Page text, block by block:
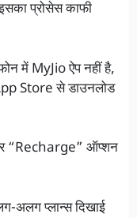
प्रोसेस काफी
में MyJio ऐप नहीं है,
Store से डाउनलोड
“Recharge” ऑप्शन
अलग प्लान्स दिखाई